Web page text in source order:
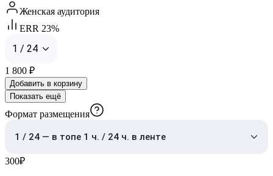
Женская аудитория
ERR 23%
1 / 24
1 800 ₽
Добавить в корзину
Показать ещё
Формат размещения
1 / 24 — в топе 1 ч. / 24 ч. в ленте
300₽